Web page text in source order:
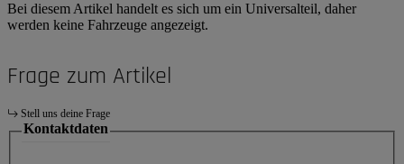
Bei diesem Artikel handelt es sich um ein Universalteil, daher
werden keine Fahrzeuge angezeigt.
Frage zum Artikel
Stell uns deine Frage
Kontaktdaten